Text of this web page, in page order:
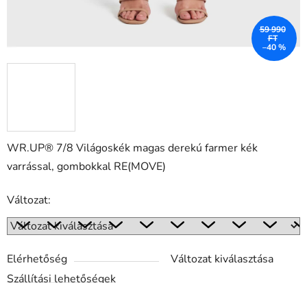
WR.UP® 7/8 Világoskék magas derekú farmer kék
varrással, gombokkal RE(MOVE)
Változat:
Elérhetőség
Változat kiválasztása
Szállítási lehetőségek
59 990
FT
–40 %